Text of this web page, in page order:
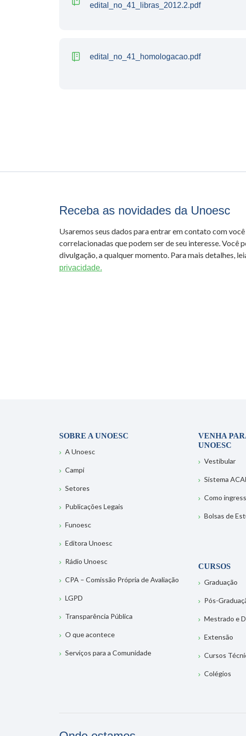
edital_no_41_libras_2012.2.pdf
edital_no_41_homologacao.pdf
Receba as novidades da Unoesc
Usaremos seus dados para entrar em contato com
correlacionadas que podem ser de seu interesse. Você
divulgação, a qualquer momento. Para mais detalhes,
privacidade.
SOBRE A UNOESC
A Unoesc
Campi
Setores
Publicações Legais
Funoesc
Editora Unoesc
Rádio Unoesc
CPA – Comissão Própria de Avaliação
LGPD
Transparência Pública
O que acontece
Serviços para a Comunidade
VENHA
UNOESC
Vestibular
Sistema
Como
Bolsas de
CURSOS
Graduação
Pós-
Mestrado e
Extensão
Cursos
Colégios